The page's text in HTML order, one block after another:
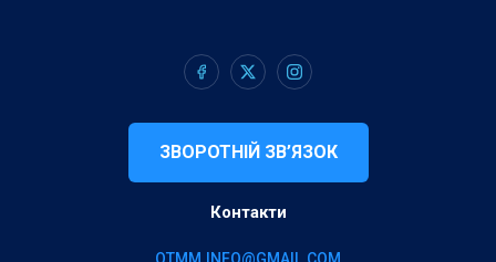
ЗВОРОТНІЙ ЗВ’ЯЗОК
Контакти